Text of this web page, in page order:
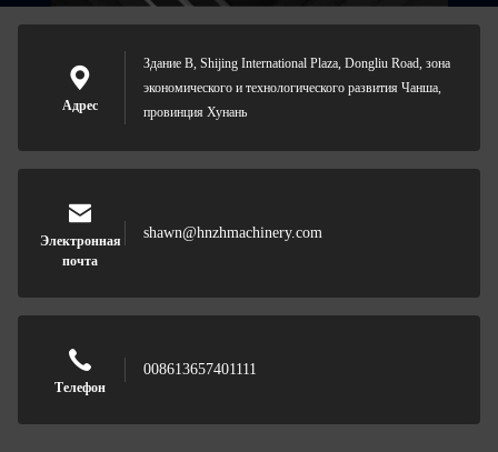
Адрес
Здание B, Shijing International Plaza, Dongliu Road, зона
экономического и технологического развития Чанша,
провинция Хунань
Электронная
почта
shawn@hnzhmachinery.com
Телефон
008613657401111